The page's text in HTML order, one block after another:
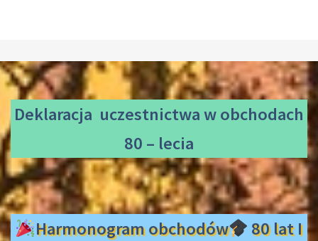
Deklaracja uczestnictwaw obchodach
80 – lecia
Harmonogram obchodów
80 lat I